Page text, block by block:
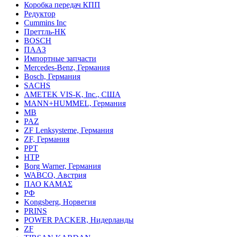
Коробка передач КПП
Редуктор
Cummins Inc
Преттль-НК
BOSCH
ПААЗ
Импортные запчасти
Mercedes-Benz, Германия
Bosch, Германия
SACHS
AMETEK VIS-K, Inc., США
MANN+HUMMEL, Германия
MB
PAZ
ZF Lenksysteme, Германия
ZF, Германия
PPT
HTP
Borg Warner, Германия
WABCO, Австрия
ПАО КАМАΣ
РФ
Kongsberg, Норвегия
PRINS
POWER PACKER, Нидерланды
ZF